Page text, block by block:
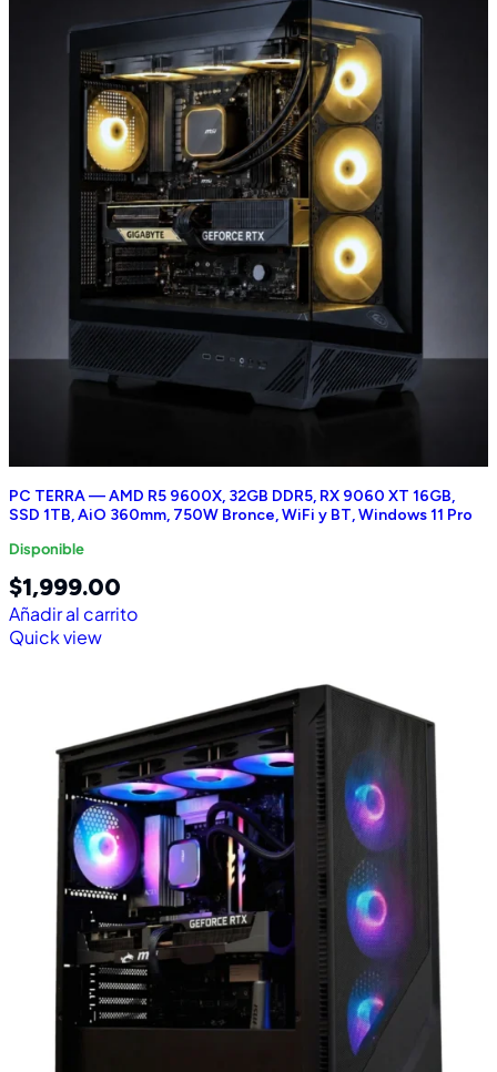
PC TERRA — AMD R5 9600X, 32GB DDR5, RX 9060 XT 16GB,
SSD 1TB, AiO 360mm, 750W Bronce, WiFi y BT, Windows 11 Pro
Disponible
$1,999.00
Añadir al carrito
Quick view